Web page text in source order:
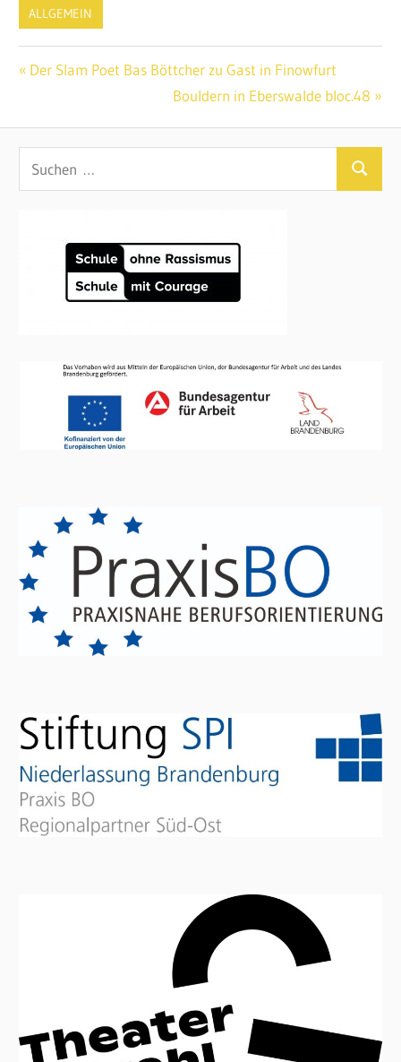
ALLGEMEIN
Beitragsnavigation
Vorheriger
Der Slam Poet Bas Böttcher zu Gast in Finowfurt
Nächster
Bouldern in Eberswalde bloc.48
Suchen